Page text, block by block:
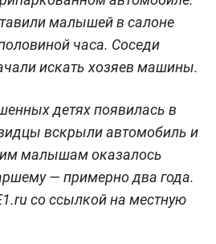
малышей в салоне
часа. Соседи
искать хозяев машины.
детях появилась в
вскрыли автомобиль и
малышам оказалось
— примерно два года.
со ссылкой на местную